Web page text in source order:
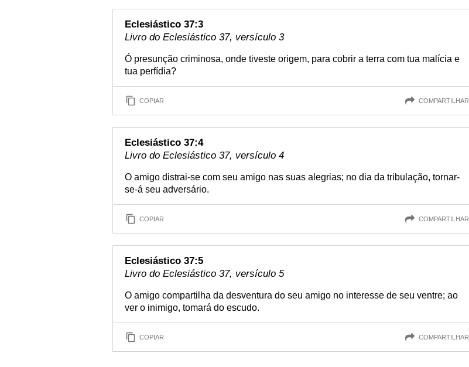
Eclesiástico 37:3
Livro do Eclesiástico 37, versículo 3
Ó presunção criminosa, onde tiveste origem, para cobrir a terra com tua malícia e
tua perfídia?
COPIAR COMPARTILHAR
Eclesiástico 37:4
Livro do Eclesiástico 37, versículo 4
O amigo distrai-se com seu amigo nas suas alegrias; no dia da tribulação, tornar-
se-á seu adversário.
COPIAR COMPARTILHAR
Eclesiástico 37:5
Livro do Eclesiástico 37, versículo 5
O amigo compartilha da desventura do seu amigo no interesse de seu ventre; ao
ver o inimigo, tomará do escudo.
COPIAR COMPARTILHAR